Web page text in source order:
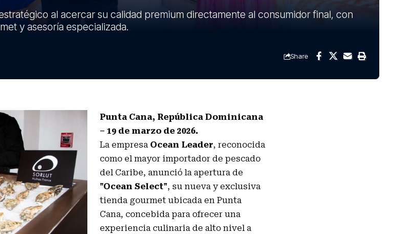
al acercar su calidad premium directamente al consumidor final, con
y asesoría especializada.
Share
Punta Cana, República Dominicana
– 19 de marzo de 2026.
La empresa Ocean Leader, reconocida
como el mayor importador de pescado
del Caribe, anunció la apertura de
"Ocean Select", su nueva y exclusiva
tienda gourmet ubicada en Punta
Cana, concebida para ofrecer una
experiencia culinaria de alto nivel a